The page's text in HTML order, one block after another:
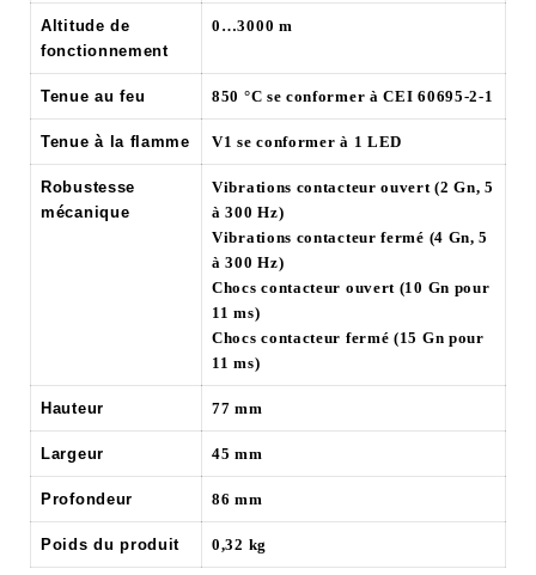
Altitude de
fonctionnement
0…3000 m
Tenue au feu 850 °C se conformer à CEI 60695-2-1
Tenue à la flamme V1 se conformer à 1 LED
Robustesse
mécanique
Vibrations contacteur ouvert (2 Gn, 5
à 300 Hz)
Vibrations contacteur fermé (4 Gn, 5
à 300 Hz)
Chocs contacteur ouvert (10 Gn pour
11 ms)
Chocs contacteur fermé (15 Gn pour
11 ms)
Hauteur 77 mm
Largeur 45 mm
Profondeur 86 mm
Poids du produit 0,32 kg